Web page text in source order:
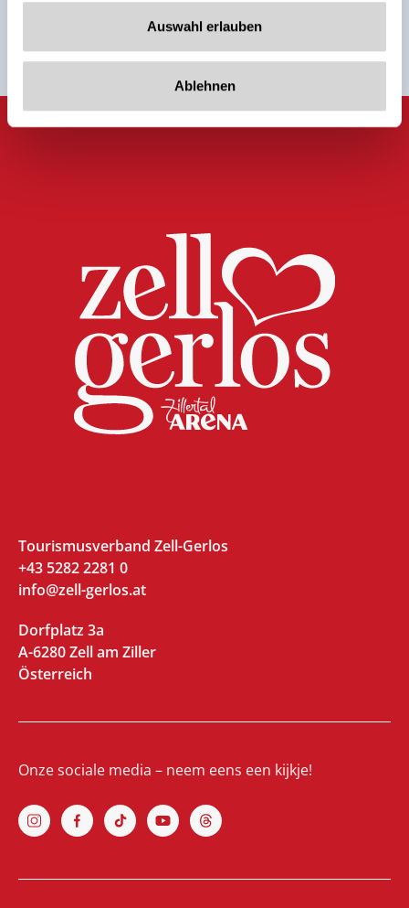
Auswahl erlauben
Ablehnen
Terug naar het overzicht
Tourismusverband Zell-Gerlos
+43 5282 2281 0
info@zell-gerlos.at
Dorfplatz 3a
A-6280 Zell am Ziller
Österreich
Onze sociale media – neem eens een kijkje!